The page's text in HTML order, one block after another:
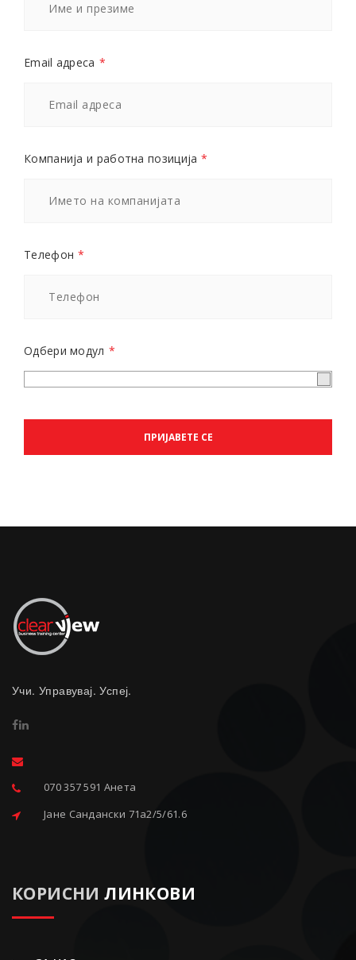
Email адреса *
Компанија и работна позиција *
Телефон *
Одбери модул *
Учи. Управувај. Успеј.
070 357 591 Анета
Јане Сандански 71a2/5/61.6
КОРИСНИ ЛИНКОВИ